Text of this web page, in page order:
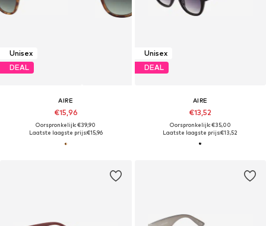
Unisex
DEAL
AIRE
€15,96
Oorspronkelijk: €39,90
Laatste laagste prijs:€15,96
Unisex
DEAL
AIRE
€13,52
Oorspronkelijk: €35,00
Laatste laagste prijs:€13,52